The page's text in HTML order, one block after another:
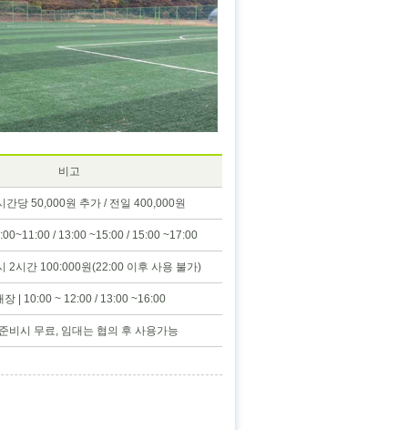
비고
간당 50,000원 추가 / 전일 400,000원
/ 13:00 ~15:00 / 15:00 ~17:00
2시간 100:000원(22:00 이후 사용 불가)
장 | 10:00 ~ 12:00 / 13:00 ~16:00
비시 무료, 임대는 협의 후 사용가능